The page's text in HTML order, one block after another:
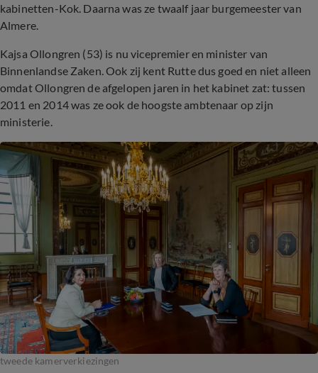
kabinetten-Kok. Daarna was ze twaalf jaar burgemeester van
Almere.
Kajsa Ollongren (53) is nu vicepremier en minister van
Binnenlandse Zaken. Ook zij kent Rutte dus goed en niet alleen
omdat Ollongren de afgelopen jaren in het kabinet zat: tussen
2011 en 2014 was ze ook de hoogste ambtenaar op zijn
ministerie.
tweede kamerverkiezingen